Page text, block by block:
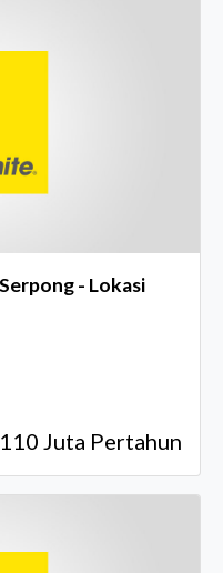
- Lokasi
Juta Pertahun